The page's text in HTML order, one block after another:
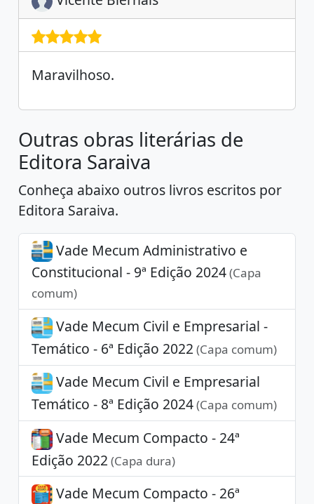
Maravilhoso.
Outras obras literárias de
Editora Saraiva
Conheça abaixo outros livros escritos por
Editora Saraiva.
Vade Mecum Administrativo e
Constitucional - 9ª Edição 2024(Capa
comum)
Vade Mecum Civil e Empresarial -
Temático - 6ª Edição 2022 (Capa comum)
Vade Mecum Civil e Empresarial
Temático - 8ª Edição 2024(Capa comum)
Vade Mecum Compacto - 24ª
Edição 2022 (Capa dura)
Vade Mecum Compacto - 26ª